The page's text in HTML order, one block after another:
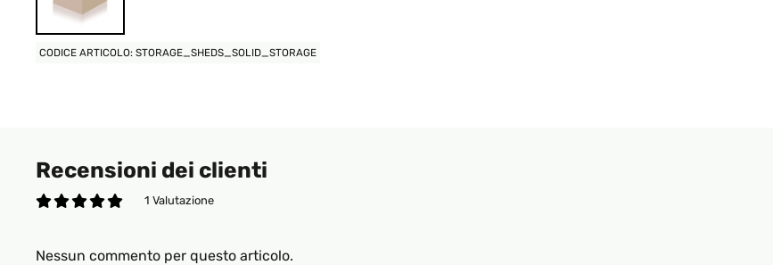
CODICE ARTICOLO: STORAGE_SHEDS_SOLID_STORAGE
Recensioni dei clienti
1 Valutazione
Nessun commento per questo articolo.